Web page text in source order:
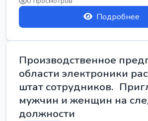
Подробнее
Производственное
области электроники
штат сотрудников.
мужчин и женщин на
должности